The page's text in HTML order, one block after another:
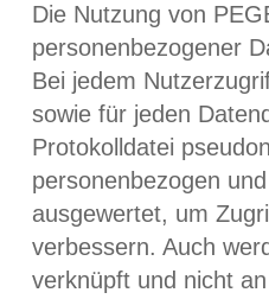
Die Nutzung von
personenbezogener
Bei jedem
sowie für jeden
Protokolldatei
personenbezogen
ausgewertet, um
verbessern. Auch
verknüpft und nicht